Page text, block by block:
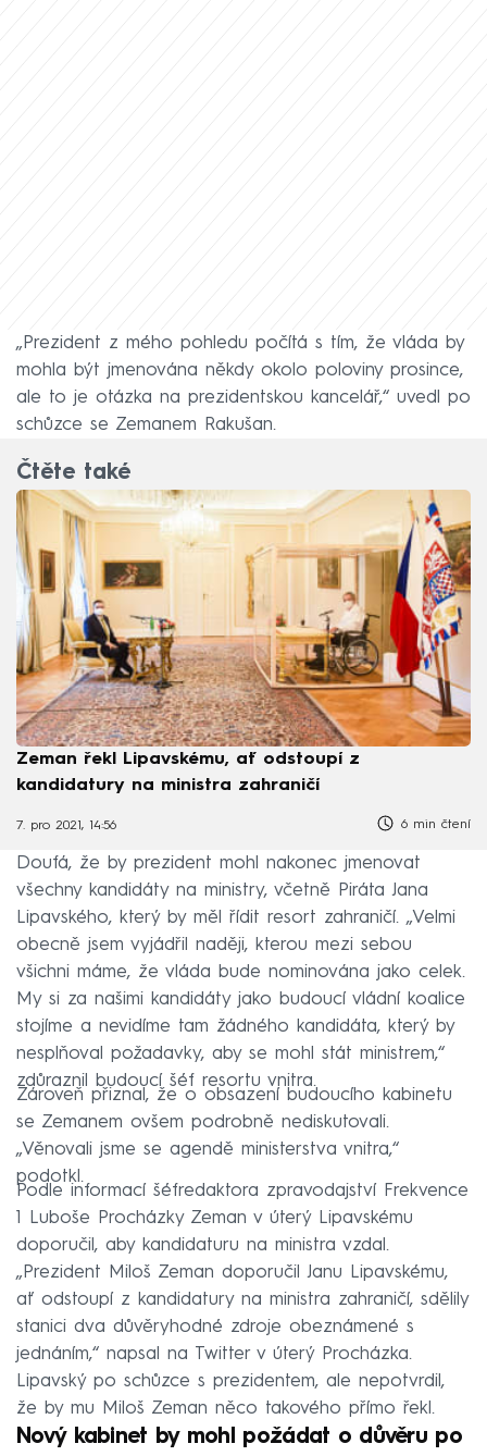
„Prezident z mého pohledu počítá s tím, že vláda by
mohla být jmenována někdy okolo poloviny prosince,
ale to je otázka na prezidentskou kancelář,“ uvedl po
schůzce se Zemanem Rakušan.
Čtěte také
Zeman řekl Lipavskému, ať odstoupí z
kandidatury na ministra zahraničí
7. pro 2021, 14:56 6 min čtení
Doufá, že by prezident mohl nakonec jmenovat
všechny kandidáty na ministry, včetně Piráta Jana
Lipavského, který by měl řídit resort zahraničí. „Velmi
obecně jsem vyjádřil naději, kterou mezi sebou
všichni máme, že vláda bude nominována jako celek.
My si za našimi kandidáty jako budoucí vládní koalice
stojíme a nevidíme tam žádného kandidáta, který by
nesplňoval požadavky, aby se mohl stát ministrem,“
zdůraznil budoucí šéf resortu vnitra.
Zároveň přiznal, že o obsazení budoucího kabinetu
se Zemanem ovšem podrobně nediskutovali.
„Věnovali jsme se agendě ministerstva vnitra,“
podotkl.
Podle informací šéfredaktora zpravodajství Frekvence
1 Luboše Procházky Zeman v úterý Lipavskému
doporučil, aby kandidaturu na ministra vzdal.
„Prezident Miloš Zeman doporučil Janu Lipavskému,
ať odstoupí z kandidatury na ministra zahraničí, sdělily
stanici dva důvěryhodné zdroje obeznámené s
jednáním,“ napsal na Twitter v úterý Procházka.
Lipavský po schůzce s prezidentem, ale nepotvrdil,
že by mu Miloš Zeman něco takového přímo řekl.
Nový kabinet by mohl požádat o důvěru po